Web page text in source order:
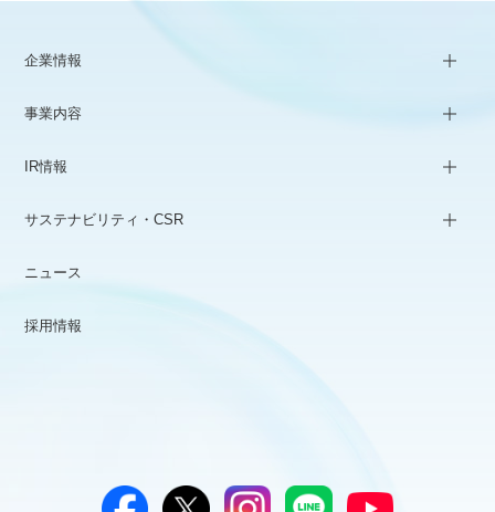
企業情報
事業内容
IR情報
サステナビリティ・CSR
ニュース
採用情報